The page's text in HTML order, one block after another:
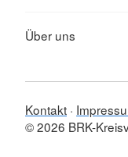
Über uns
Kontakt
© 2026 BRK-